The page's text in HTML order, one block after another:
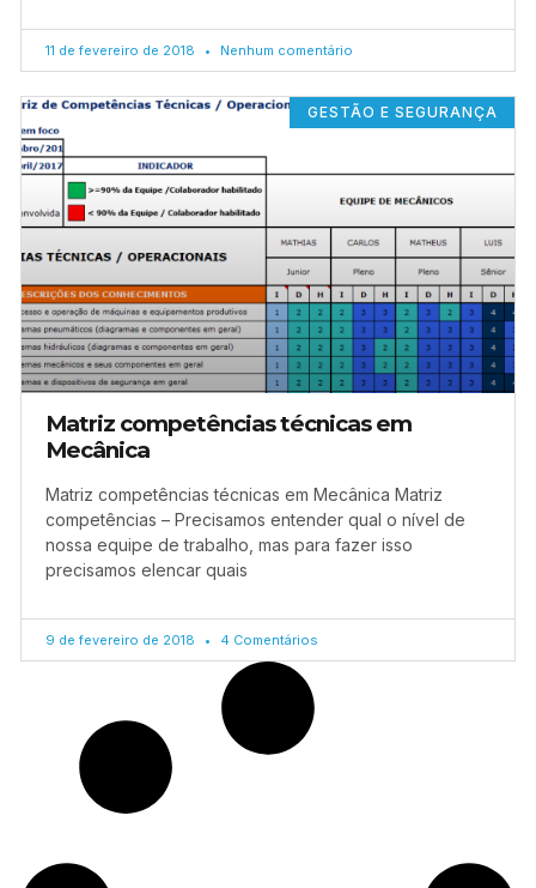
11 de fevereiro de 2018 Nenhum comentário
GESTÃO E SEGURANÇA
Matriz competências técnicas em
Mecânica
Matriz competências técnicas em Mecânica Matriz
competências – Precisamos entender qual o nível de
nossa equipe de trabalho, mas para fazer isso
precisamos elencar quais
9 de fevereiro de 2018 4 Comentários